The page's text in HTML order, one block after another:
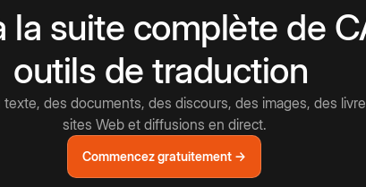
la suite complète de
outils de traduction
des documents, des discours, des images, des
sites Web et diffusions en direct.
Commencez gratuitement →